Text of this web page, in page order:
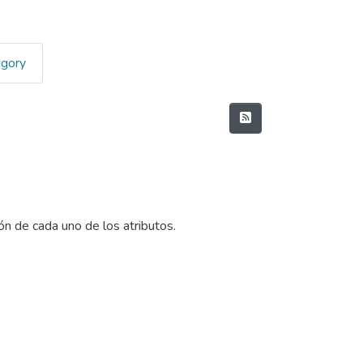
de cada uno de los atributos.